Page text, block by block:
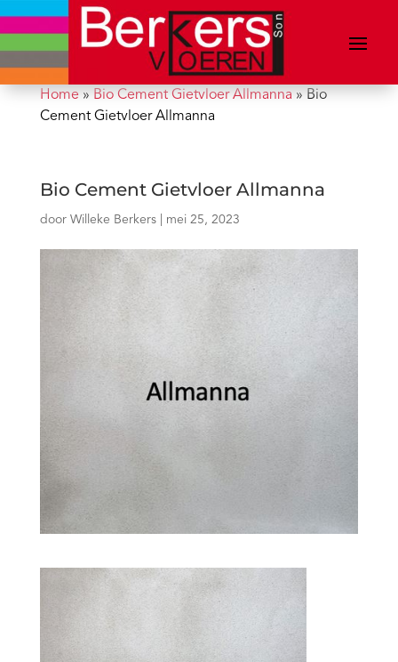
Home» Bio Cement Gietvloer Allmanna » Bio
Cement Gietvloer Allmanna
Bio Cement Gietvloer Allmanna
door Willeke Berkers| mei 25, 2023